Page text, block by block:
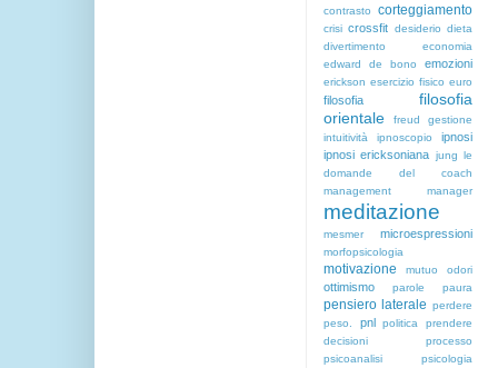
contrasto
corteggiamento
crisi crossfit desiderio dieta
divertimento
economia
edward de bono
emozioni
erickson esercizio fisico euro
filosofia
filosofia
orientale
freud
gestione
intuitività
ipnoscopio
ipnosi
ipnosi ericksoniana jung le
domande del coach
management
manager
meditazione
mesmer microespressioni
morfopsicologia
motivazione mutuo odori
ottimismo parole paura
pensiero laterale perdere
peso.
pnl politica
prendere
decisioni
processo
psicoanalisi
psicologia